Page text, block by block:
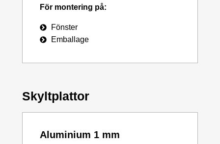
För montering på:
Fönster
Emballage
Skyltplattor
Aluminium 1 mm